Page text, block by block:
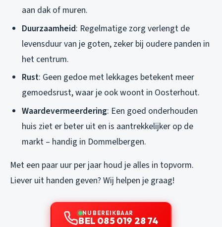
aan dak of muren.
Duurzaamheid: Regelmatige zorg verlengt de
levensduur van je goten, zeker bij oudere panden in
het centrum.
Rust: Geen gedoe met lekkages betekent meer
gemoedsrust, waar je ook woont in Oosterhout.
Waardevermeerdering: Een goed onderhouden
huis ziet er beter uit en is aantrekkelijker op de
markt – handig in Dommelbergen.
Met een paar uur per jaar houd je alles in topvorm.
Liever uit handen geven? Wij helpen je graag!
NU BEREIKBAAR
BEL 085 019 28 74